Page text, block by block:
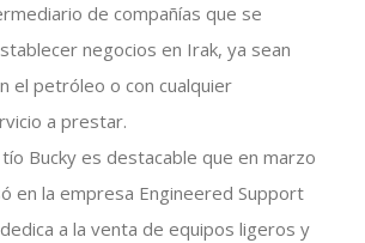
de compañías que se
negocios en Irak, ya sean
el petróleo o con cualquier
a prestar.
Bucky es destacable que en marzo
en la empresa Engineered Support
a la venta de equipos ligeros y